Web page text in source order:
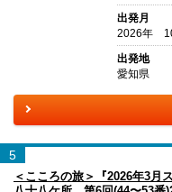
出発月
2026年
出発地
愛知県
5
＜こころの旅＞『2026年3